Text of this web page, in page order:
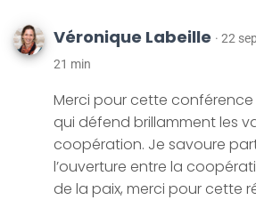
Véronique Labeille · 22
21 min
Merci pour cette
qui défend brillamment les
coopération. Je savoure
l’ouverture entre la
de la paix, merci pour cette